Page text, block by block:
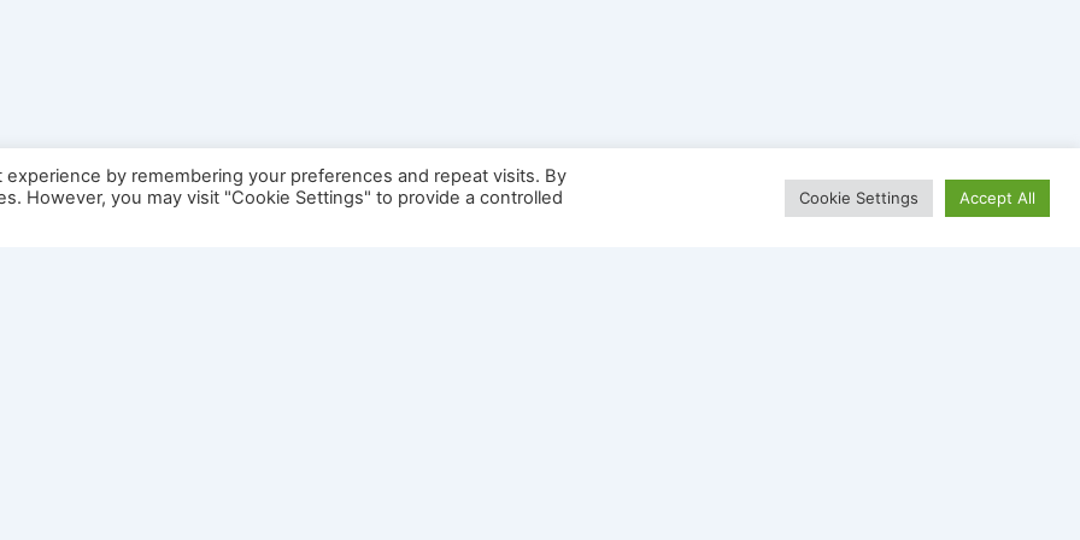
by remembering your preferences and repeat visits. By
However, you may visit "Cookie Settings" to provide a controlled
Cookie Settings Accept All